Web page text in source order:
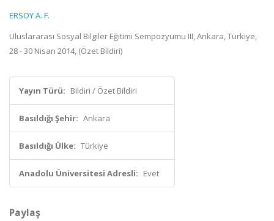
ERSOY A. F.
Uluslararası Sosyal Bilgiler Eğitimi Sempozyumu III, Ankara, Türkiye,
28 - 30 Nisan 2014, (Özet Bildiri)
Yayın Türü: Bildiri / Özet Bildiri
Basıldığı Şehir: Ankara
Basıldığı Ülke: Türkiye
Anadolu Üniversitesi Adresli: Evet
Paylaş